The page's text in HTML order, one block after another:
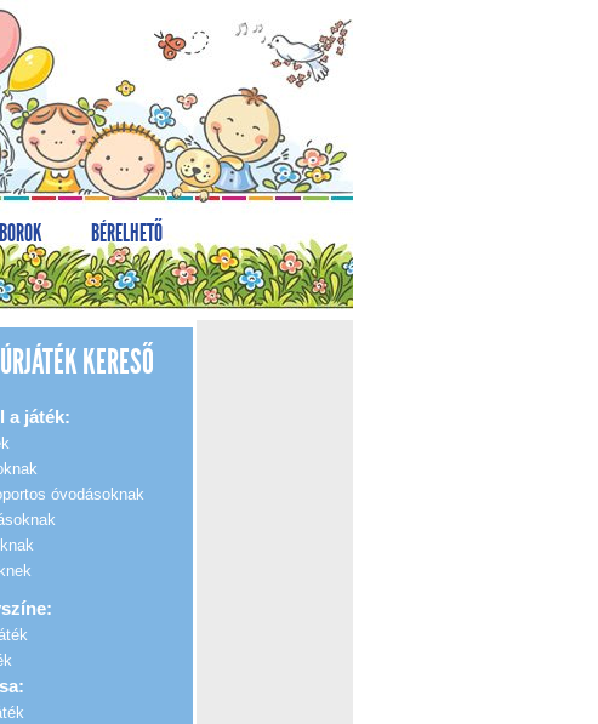
BÉRELHETŐ
KERESŐ
a játék:
óvodásoknak